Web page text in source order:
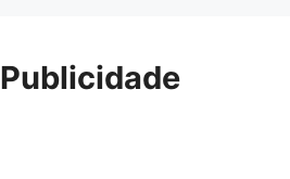
Publicidade